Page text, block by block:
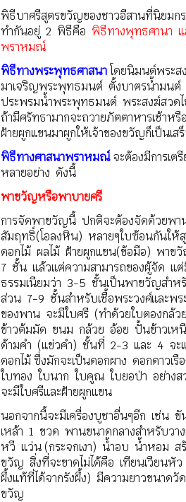
พิธีบาศรีสูตรขวัญของชาวอีสานที่นิยม
ทำกันอยู่ 2 พิธีคือ พิธีทางพุทธศานา แ
พราหมณ์
พิธีทางพระพุทธศาสนา โดยนิมนต์พระ
มาเจริญพระพุทธมนต์ ตั้งบาตรน้ำมนต์
ประพรมน้ำพระพุทธมนต์ พระสงฆ์สวด
ถ้ามีศรัทธามากจะถวายภัตตาหารเช้าห
ฝ้ายผูกแขนมาผูกให้เจ้าของขวัญก็เป็นเส
พิธีทางศาสนาพราหมณ์จะต้องมีการเต
หลายอย่าง ดังนี้
พาขวัญหรือพาบายศรี
การจัดพาขวัญนี้ ปกติจะต้องจัดด้วยพา
สัมฤทธิ์(โอลงหิน) หลายๆใบซ้อนกันให้
ดอกไม้ ผลไม้ ฝ้ายผูกแขน(ข้อมือ) พา
7 ชั้น แล้วแต่ความสามารถของผู้จัด แต่
ธรรมเนียมว่า 3-5 ชั้นเป็นพาขวัญสำห
ส่วน 7-9 ชั้นสำหรับเชื้อพระวงศ์และพ
ของพาน จะมีใบศรี (ทำด้วยใบตองกล้ว
ข้าวต้มมัด ขนม กล้วย อ้อย ปั้นข้าวเห
ด้ามคำ (แข่วคำ) ชั้นที่ 2-3 และ 4 จะแ
ดอกไม้ ซึ่งมักจะเป็นดอกผาง ดอกดาวเรื
ใบทอง ใบนาก ใบคูณ ใบยอป่า อย่าง
จะมีใบศรีและฝ้ายผูกแขน
นอกจากนี้จะมีเครื่องบูชาอื่นๆอีก เช่น
เหล้า 1 ขวด พานขนาดกลางสำหรับว
หวี แว่น (กระจกเงา) น้ำอบ น้ำหอม ส
ขวัญ สิ่งที่จะขาดไม่ได้คือ เทียนเวียนหั
ผึ้งแท้ที่ได้จากรังผึ้ง) มีความยาวขนาดวั
ขวัญ